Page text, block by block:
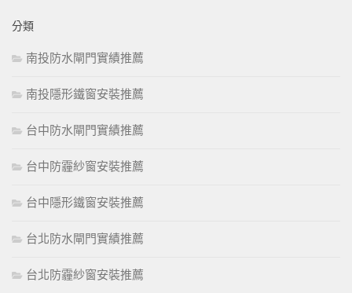
分類
南投防水閘門實績推薦
南投隱形鐵窗安裝推薦
台中防水閘門實績推薦
台中防霾紗窗安裝推薦
台中隱形鐵窗安裝推薦
台北防水閘門實績推薦
台北防霾紗窗安裝推薦